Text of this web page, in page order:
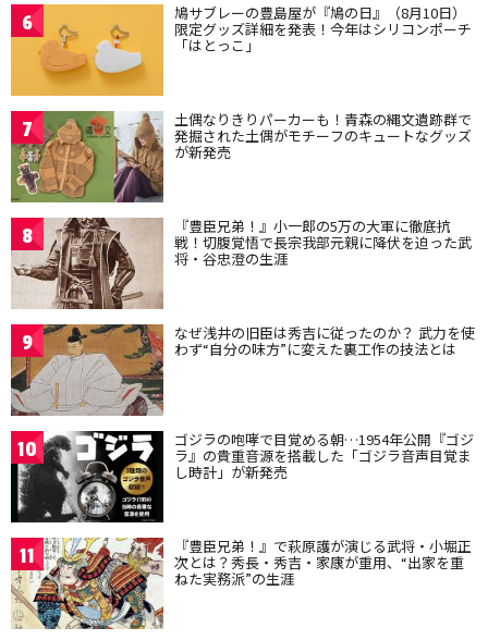
6 鳩サブレーの豊島屋が『鳩の日』（8月10日）
限定グッズ詳細を発表！今年はシリコンポーチ
「はとっこ」
7 土偶なりきりパーカーも！青森の縄文遺跡群で
発掘された土偶がモチーフのキュートなグッズ
が新発売
8 『豊臣兄弟！』小一郎の5万の大軍に徹底抗
戦！切腹覚悟で長宗我部元親に降伏を迫った武
将・谷忠澄の生涯
9 なぜ浅井の旧臣は秀吉に従ったのか？ 武力を使
わず“自分の味方”に変えた裏工作の技法とは
10 ゴジラの咆哮で目覚める朝…1954年公開『ゴジ
ラ』の貴重音源を搭載した「ゴジラ音声目覚ま
し時計」が新発売
11 『豊臣兄弟！』で萩原護が演じる武将・小堀正
次とは？秀長・秀吉・家康が重用、“出家を重
ねた実務派”の生涯